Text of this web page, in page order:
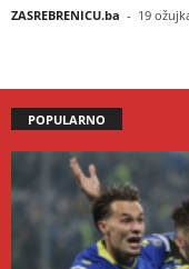
ZASREBRENICU.ba - 19
POPULARNO